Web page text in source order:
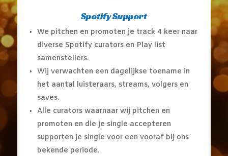
Spotify Support
We pitchen en promoten je track 4 keer naar
diverse Spotify curators en Play list
samenstellers.
Wij verwachten een dagelijkse toename in
het aantal luisteraars, streams, volgers en
saves.
Alle curators waarnaar wij pitchen en
promoten en die je single accepteren
supporten je single voor een vooraf bij ons
bekende periode.